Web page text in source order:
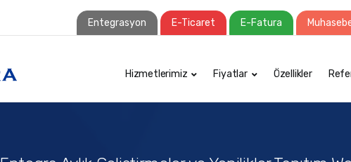
Entegrasyon E-Ticaret E-Fatura
Hizmetlerimiz Fiyatlar Özellikler